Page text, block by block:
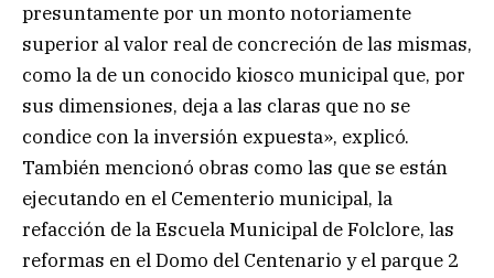
presuntamente por un monto notoriamente
superior al valor real de concreción de las mismas,
como la de un conocido kiosco municipal que, por
sus dimensiones, deja a las claras que no se
condice con la inversión expuesta», explicó.
También mencionó obras como las que se están
ejecutando en el Cementerio municipal, la
refacción de la Escuela Municipal de Folclore, las
reformas en el Domo del Centenario y el parque 2